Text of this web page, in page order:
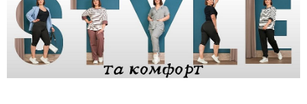
ЯКЕ ПОСТІЙНО ДИВУЄ: ЯК ОДЯГАТИСЯ,
ЗРАНКУ СПЕКА, А ВВЕЧЕРІ ВЖЕ ХОЧЕТЬСЯ
літа погода ніби вирішила перевірити всіх на
КУПАЛЬНИК ІЗ НАКИДКОЮ
СПІДНИЦЕЮ: ЩО ОБРАТИ
Літо — це час, коли
впевнено та комфортно.